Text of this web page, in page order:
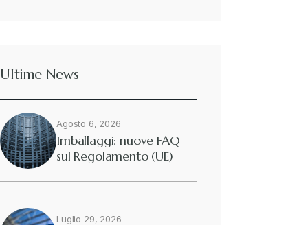
Ultime News
Agosto 6, 2026
Imballaggi: nuove FAQ
sul Regolamento (UE)
Luglio 29, 2026